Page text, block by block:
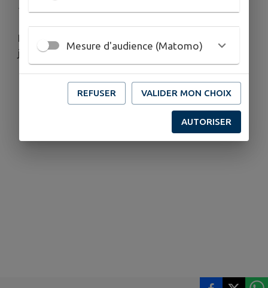
Publié le mercredi 27 mai 2026 - Azy
Inscriptions pour les bus scolaires du 10 juin au 17
juillet
Mesure d'audience (Matomo)
REFUSER VALIDER MON CHOIX
AUTORISER